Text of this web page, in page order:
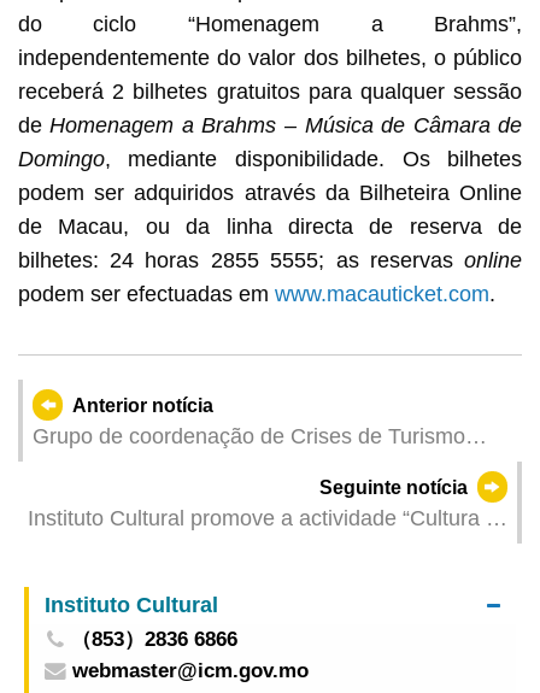
do ciclo “Homenagem a Brahms”,
independentemente do valor dos bilhetes, o público
receberá 2 bilhetes gratuitos para qualquer sessão
deHomenagem a Brahms – Música de Câmara de
Domingo, mediante disponibilidade. Os bilhetes
podem ser adquiridos através da Bilheteira Online
de Macau, ou da linha directa de reserva de
bilhetes: 24 horas 2855 5555; as reservasonline
podem ser efectuadas em www.macauticket.com.
Anterior notícia
Grupo de coordenação de Crises de Turismo
acompanha Cruz Vermelha de Macau a Taichung
para prestar apoio a familiares de falecidos e a
feridos em suspeita de explosão de gás em
Seguinte notícia
Instituto Cultural promove a actividade “Cultura à
Instituto Cultural
（853）2836 6866
webmaster@icm.gov.mo